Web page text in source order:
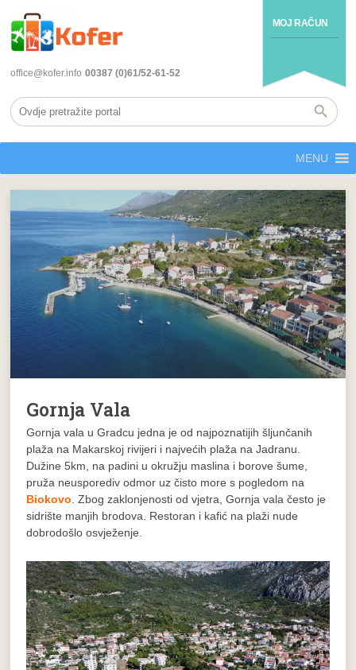
MOJ RAČUN
office@kofer.info 00387 (0)61/52-61-52
MENU
Gornja Vala
Gornja vala u Gradcu jedna je od najpoznatijih šljunčanih
plaža na Makarskoj rivijeri i najvećih plaža na Jadranu.
Dužine 5km, na padini u okružju maslina i borove šume,
pruža neusporediv odmor uz čisto more s pogledom na
Biokovo . Zbog zaklonjenosti od vjetra, Gornja vala često je
sidrište manjih brodova. Restoran i kafić na plaži nude
dobrodošlo osvježenje.